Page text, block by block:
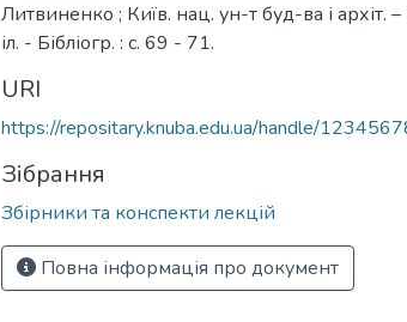
Литвиненко ; Київ. нац. ун-т буд-ва і архіт.
іл. - Бібліогр. : с. 69 - 71.
URI
https://repositary.knuba.edu.ua/handle/
Зібрання
Збірники та конспекти лекцій
Повна інформація про документ